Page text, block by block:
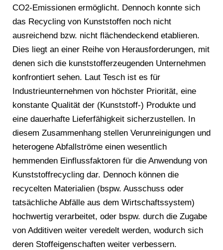
CO2-Emissionen ermöglicht. Dennoch konnte sich
das Recycling von Kunststoffen noch nicht
ausreichend bzw. nicht flächendeckend etablieren.
Dies liegt an einer Reihe von Herausforderungen, mit
denen sich die kunststofferzeugenden Unternehmen
konfrontiert sehen. Laut Tesch ist es für
Industrieunternehmen von höchster Priorität, eine
konstante Qualität der (Kunststoff-) Produkte und
eine dauerhafte Lieferfähigkeit sicherzustellen. In
diesem Zusammenhang stellen Verunreinigungen und
heterogene Abfallströme einen wesentlich
hemmenden Einflussfaktoren für die Anwendung von
Kunststoffrecycling dar. Dennoch können die
recycelten Materialien (bspw. Ausschuss oder
tatsächliche Abfälle aus dem Wirtschaftssystem)
hochwertig verarbeitet, oder bspw. durch die Zugabe
von Additiven weiter veredelt werden, wodurch sich
deren Stoffeigenschaften weiter verbessern.